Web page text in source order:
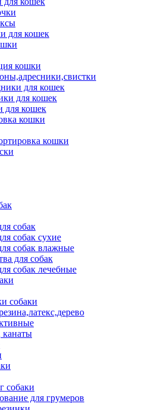
для кошек
кошки
для кошек
для кошек
для кошек
кошки
кошки
собак
собак сухие
собак влажные
для собак
собак лечебные
собаки
канаты
собаки
для грумеров